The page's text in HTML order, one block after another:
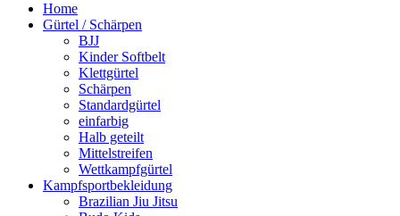
Home
Gürtel / Schärpen
BJJ
Kinder Softbelt
Klettgürtel
Schärpen
Standardgürtel
einfarbig
Halb geteilt
Mittelstreifen
Wettkampfgürtel
Kampfsportbekleidung
Brazilian Jiu Jitsu